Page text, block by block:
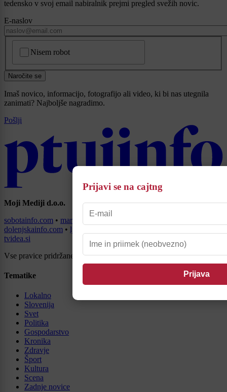
tedensko v svoj email nabiralnik prejmi pregled svežih novic.
E-naslov
Nisem robot
Naročite se
Imaš novico, informacijo, fotografijo ali video, ki bi nas utegnila
zanimati? Najboljše nagradimo.
Pošlji
Moji Mediji d.o.o.
sobotainfo.com • mariborinfo.com
dolenjskainfo.com • ljubljanainfo.com
tvidea.si
Vse pravice pridržane © 2026
Tematike
Lokalno
Slovenija
Svet
Politika
Gospodarstvo
Kronika
Zdravje
Šport
Kultura
Scena
Zadnje novice
Prijavi se na cajtng